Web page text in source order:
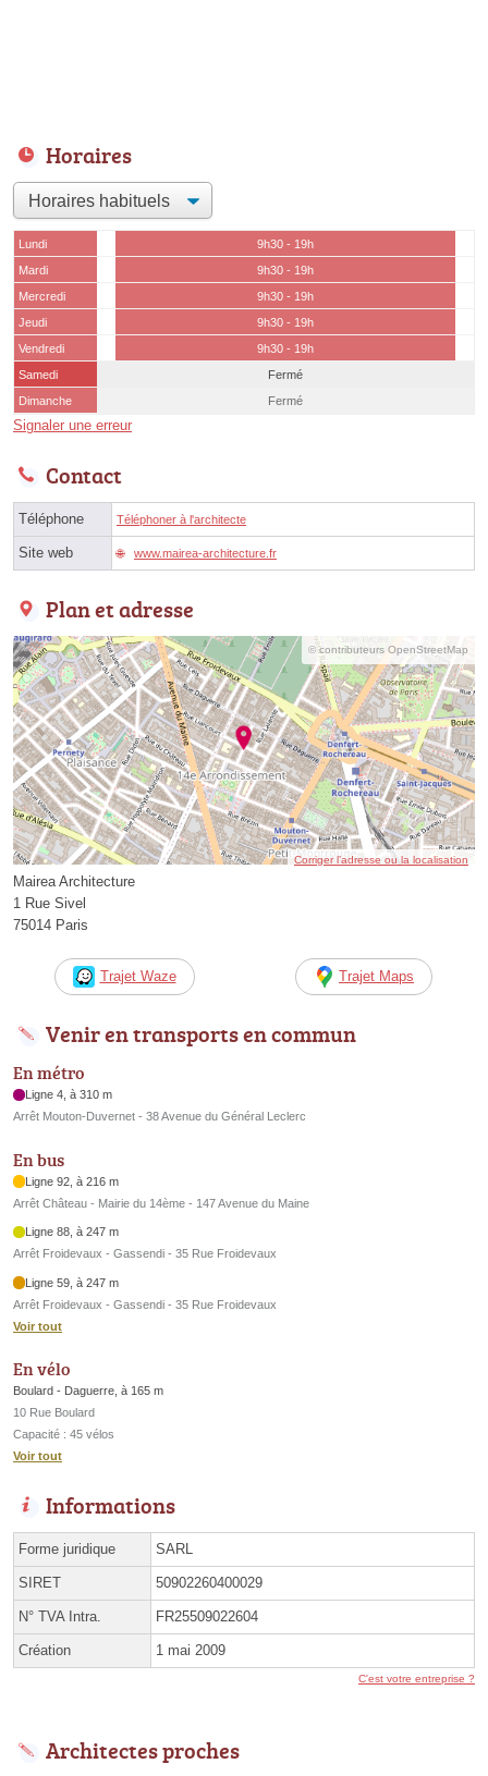
Horaires
Lundi
9h30 - 19h
Mardi
9h30 - 19h
Mercredi
9h30 - 19h
Jeudi
9h30 - 19h
Vendredi
9h30 - 19h
Samedi
Fermé
Dimanche
Fermé
Signaler une erreur
Contact
Téléphone Téléphoner à l'architecte
Site web www.mairea-architecture.fr
Plan et adresse
© contributeurs OpenStreetMap
Corriger l’adresse ou la localisation
Mairea Architecture
1 Rue Sivel
75014 Paris
Trajet Waze Trajet Maps
Venir en transports en commun
En métro
Ligne 4, à 310 m
Arrêt Mouton-Duvernet - 38 Avenue du Général Leclerc
En bus
Ligne 92, à 216 m
Arrêt Château - Mairie du 14ème - 147 Avenue du Maine
Ligne 88, à 247 m
Arrêt Froidevaux - Gassendi - 35 Rue Froidevaux
Ligne 59, à 247 m
Arrêt Froidevaux - Gassendi - 35 Rue Froidevaux
Voir tout
En vélo
Boulard - Daguerre, à 165 m
10 Rue Boulard
Capacité : 45 vélos
Voir tout
Informations
Forme juridique SARL
SIRET 50902260400029
N° TVA Intra. FR25509022604
Création 1 mai 2009
C'est votre entreprise ?
Architectes proches